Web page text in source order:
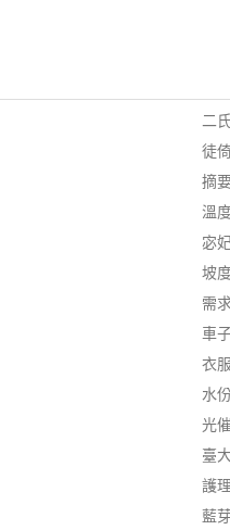
二
徒
摘
溫
宓
坡
需
車
衣
水
光
臺
護
藍